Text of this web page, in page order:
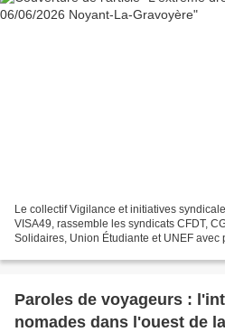
Le collectif Vigilance et initiatives
VISA49, rassemble les syndicats CFDT,
Solidaires, Union Étudiante et UNEF avec
Paroles de voyageurs :
nomades dans l'ouest de